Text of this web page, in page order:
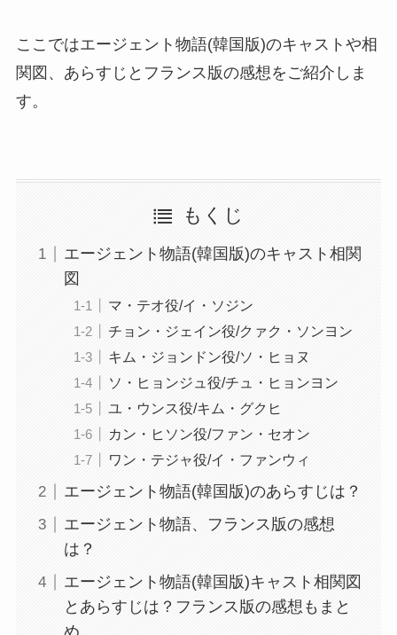
ここではエージェント物語(韓国版)のキャストや相
関図、あらすじとフランス版の感想をご紹介しま
す。
もくじ
エージェント物語(韓国版)のキャスト相関
図
マ・テオ役/イ・ソジン
チョン・ジェイン役/クァク・ソンヨン
キム・ジョンドン役/ソ・ヒョヌ
ソ・ヒョンジュ役/チュ・ヒョンヨン
ユ・ウンス役/キム・グクヒ
カン・ヒソン役/ファン・セオン
ワン・テジャ役/イ・ファンウィ
エージェント物語(韓国版)のあらすじは？
エージェント物語、フランス版の感想
は？
エージェント物語(韓国版)キャスト相関図
とあらすじは？フランス版の感想もまと